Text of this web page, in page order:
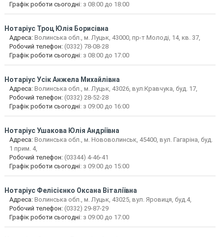
Графік роботи сьогодні: з 08:00 до 18:00
Нотаріус Троц Юлія Борисівна
Адреса:Волинська обл., м. Луцьк, 43000, пр-т Молоді, 14, кв. 37,
Робочий телефон:(0332) 78-08-28
Графік роботи сьогодні: з 08:00 до 17:00
НотаріусУсік Анжела Михайлівна
Адреса:Волинська обл., м. Луцьк, 43026, вул.Кравчука, буд. 17,
Робочий телефон:(0332) 28-52-28
Графік роботи сьогодні: з 09:00 до 16:00
НотаріусУшакова Юлія Андріївна
Адреса:Волинська обл., м. Нововолинськ, 45400, вул. Гагаріна, буд.
1 прим. 4,
Робочий телефон:(03344) 4-46-41
Графік роботи сьогодні: з 09:00 до 15:00
Нотаріус Фелісієнко Оксана Віталіївна
Адреса:Волинська обл., м. Луцьк, 43025, вул. Яровиця, буд.4,
Робочий телефон:(0332) 29-87-29
Графік роботи сьогодні: з 09:00 до 17:00